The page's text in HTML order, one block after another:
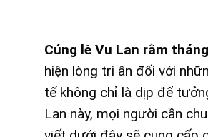
Cúng lễ Vu Lan rằm
hiện lòng tri ân đối với
tế không chỉ là dịp để
Lan này, mọi người cần